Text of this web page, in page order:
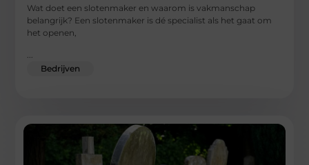
Wat doet een slotenmaker en waarom is vakmanschap
belangrijk? Een slotenmaker is dé specialist als het gaat om
het openen,
...
Bedrijven